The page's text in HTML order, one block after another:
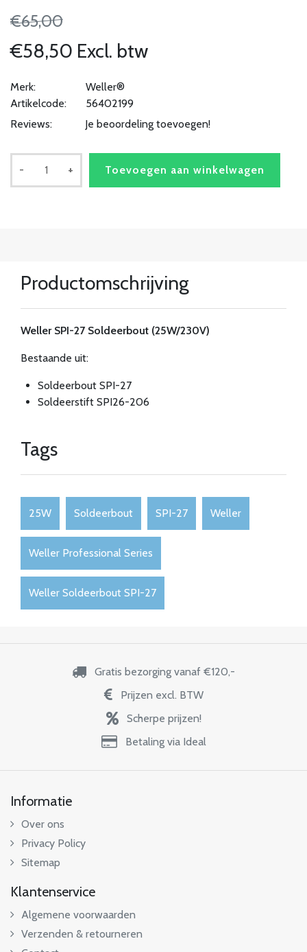
€65,00
€58,50 Excl. btw
Merk:
Weller®
Artikelcode:
56402199
Reviews:
Je beoordeling toevoegen!
- + Toevoegen aan winkelwagen
Productomschrijving
Weller SPI-27 Soldeerbout (25W/230V)
Bestaande uit:
Soldeerbout SPI-27
Soldeerstift SPI26-206
Tags
25W Soldeerbout SPI-27 Weller
Weller Professional Series
Weller Soldeerbout SPI-27
Gratis bezorging vanaf €120,-
Prijzen excl. BTW
Scherpe prijzen!
Betaling via Ideal
Informatie
Over ons
Privacy Policy
Sitemap
Klantenservice
Algemene voorwaarden
Verzenden & retourneren